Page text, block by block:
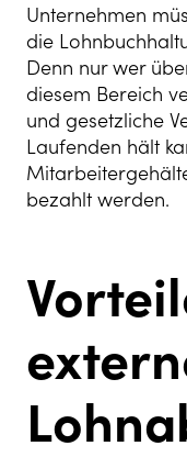
Unternehmen
die
Denn nur wer
diesem Bereich
und gesetzliche
Laufenden hält
bezahlt werden.